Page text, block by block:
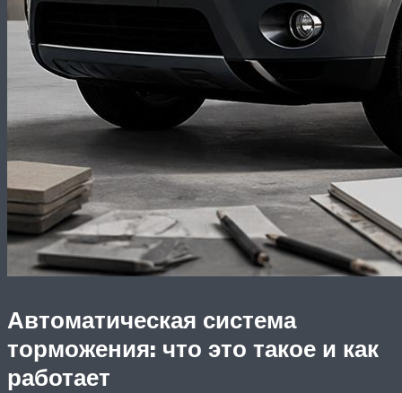
Автоматическая система
торможения: что это такое и как
работает